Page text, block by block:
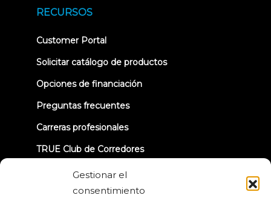
Gestionar el
consentimiento
RECURSOS
Customer Portal(opens
new
Solicitar catálogo de productos
Opciones de financiación
Preguntas frecuentes
Carreras profesionales
TRUE Club de Corredores
Información sobre la retirada